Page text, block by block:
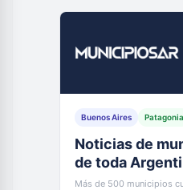
Buenos Aires Patagonia
Noticias de
de toda
Más de 500 municipios